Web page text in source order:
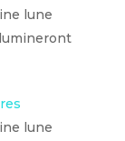
lune
lune